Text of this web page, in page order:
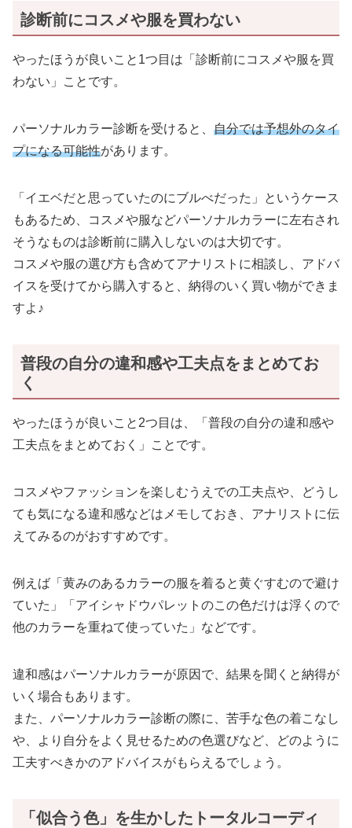
診断前にコスメや服を買わない
やったほうが良いこと1つ目は「診断前にコスメや服を買
わない」ことです。
パーソナルカラー診断を受けると、 自分では予想外のタイ
プになる可能性があります。
「イエベだと思っていたのにブルべだった」というケース
もあるため、コスメや服などパーソナルカラーに左右され
そうなものは診断前に購入しないのは大切です。
コスメや服の選び方も含めてアナリストに相談し、アドバ
イスを受けてから購入すると、納得のいく買い物ができま
すよ♪
普段の自分の違和感や工夫点をまとめてお
く
やったほうが良いこと2つ目は、「普段の自分の違和感や
工夫点をまとめておく」ことです。
コスメやファッションを楽しむうえでの工夫点や、どうし
ても気になる違和感などはメモしておき、アナリストに伝
えてみるのがおすすめです。
例えば「黄みのあるカラーの服を着ると黄ぐすむので避け
ていた」「アイシャドウパレットのこの色だけは浮くので
他のカラーを重ねて使っていた」などです。
違和感はパーソナルカラーが原因で、結果を聞くと納得が
いく場合もあります。
また、パーソナルカラー診断の際に、苦手な色の着こなし
や、より自分をよく見せるための色選びなど、どのように
工夫すべきかのアドバイスがもらえるでしょう。
「似合う色」を生かしたトータルコーディ